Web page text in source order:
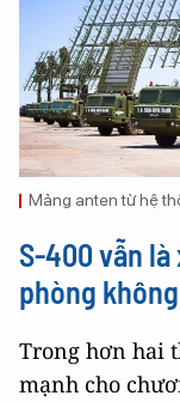
Mảng anten từ hệ
S-400 vẫn
phòng
Trong hơn hai
mạnh cho